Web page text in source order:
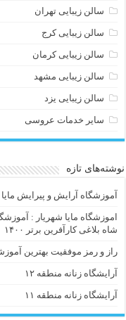
سالن زیبایی تهران
سالن زیبایی کرج
سالن زیبایی کرمان
سالن زیبایی مشهد
سالن زیبایی یزد
سایر خدمات عروسی
نوشته‌های تازه
آموزشگاه آرایش و پیرایش
اموزشگاه مایا شهریار :
شاه بلاغی کارآفرین برتر ۱۴۰۰
راز و رمز موفقیت بهترین
آرایشگاه زنانه منطقه ۱۲
آرایشگاه زنانه منطقه ۱۱